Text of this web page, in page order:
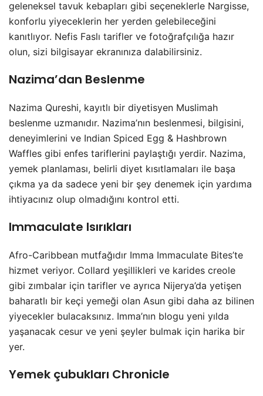
geleneksel tavuk kebapları gibi seçeneklerle Nargisse,
konforlu yiyeceklerin her yerden gelebileceğini
kanıtlıyor. Nefis Faslı tarifler ve fotoğrafçılığa hazır
olun, sizi bilgisayar ekranınıza dalabilirsiniz.
Nazima’dan Beslenme
Nazima Qureshi, kayıtlı bir diyetisyen Muslimah
beslenme uzmanıdır. Nazima’nın beslenmesi, bilgisini,
deneyimlerini ve Indian Spiced Egg & Hashbrown
Waffles gibi enfes tariflerini paylaştığı yerdir. Nazima,
yemek planlaması, belirli diyet kısıtlamaları ile başa
çıkma ya da sadece yeni bir şey denemek için yardıma
ihtiyacınız olup olmadığını kontrol etti.
Immaculate Isırıkları
Afro-Caribbean mutfağıdır Imma Immaculate Bites’te
hizmet veriyor. Collard yeşillikleri ve karides creole
gibi zımbalar için tarifler ve ayrıca Nijerya’da yetişen
baharatlı bir keçi yemeği olan Asun gibi daha az bilinen
yiyecekler bulacaksınız. Imma’nın blogu yeni yılda
yaşanacak cesur ve yeni şeyler bulmak için harika bir
yer.
Yemek çubukları Chronicle